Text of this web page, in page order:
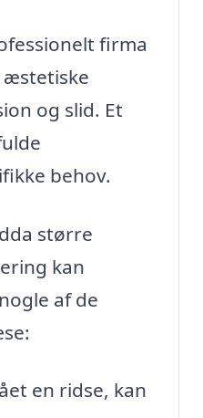
firma
æstetiske
og slid. Et
behov.
større
kan
af de
en ridse, kan